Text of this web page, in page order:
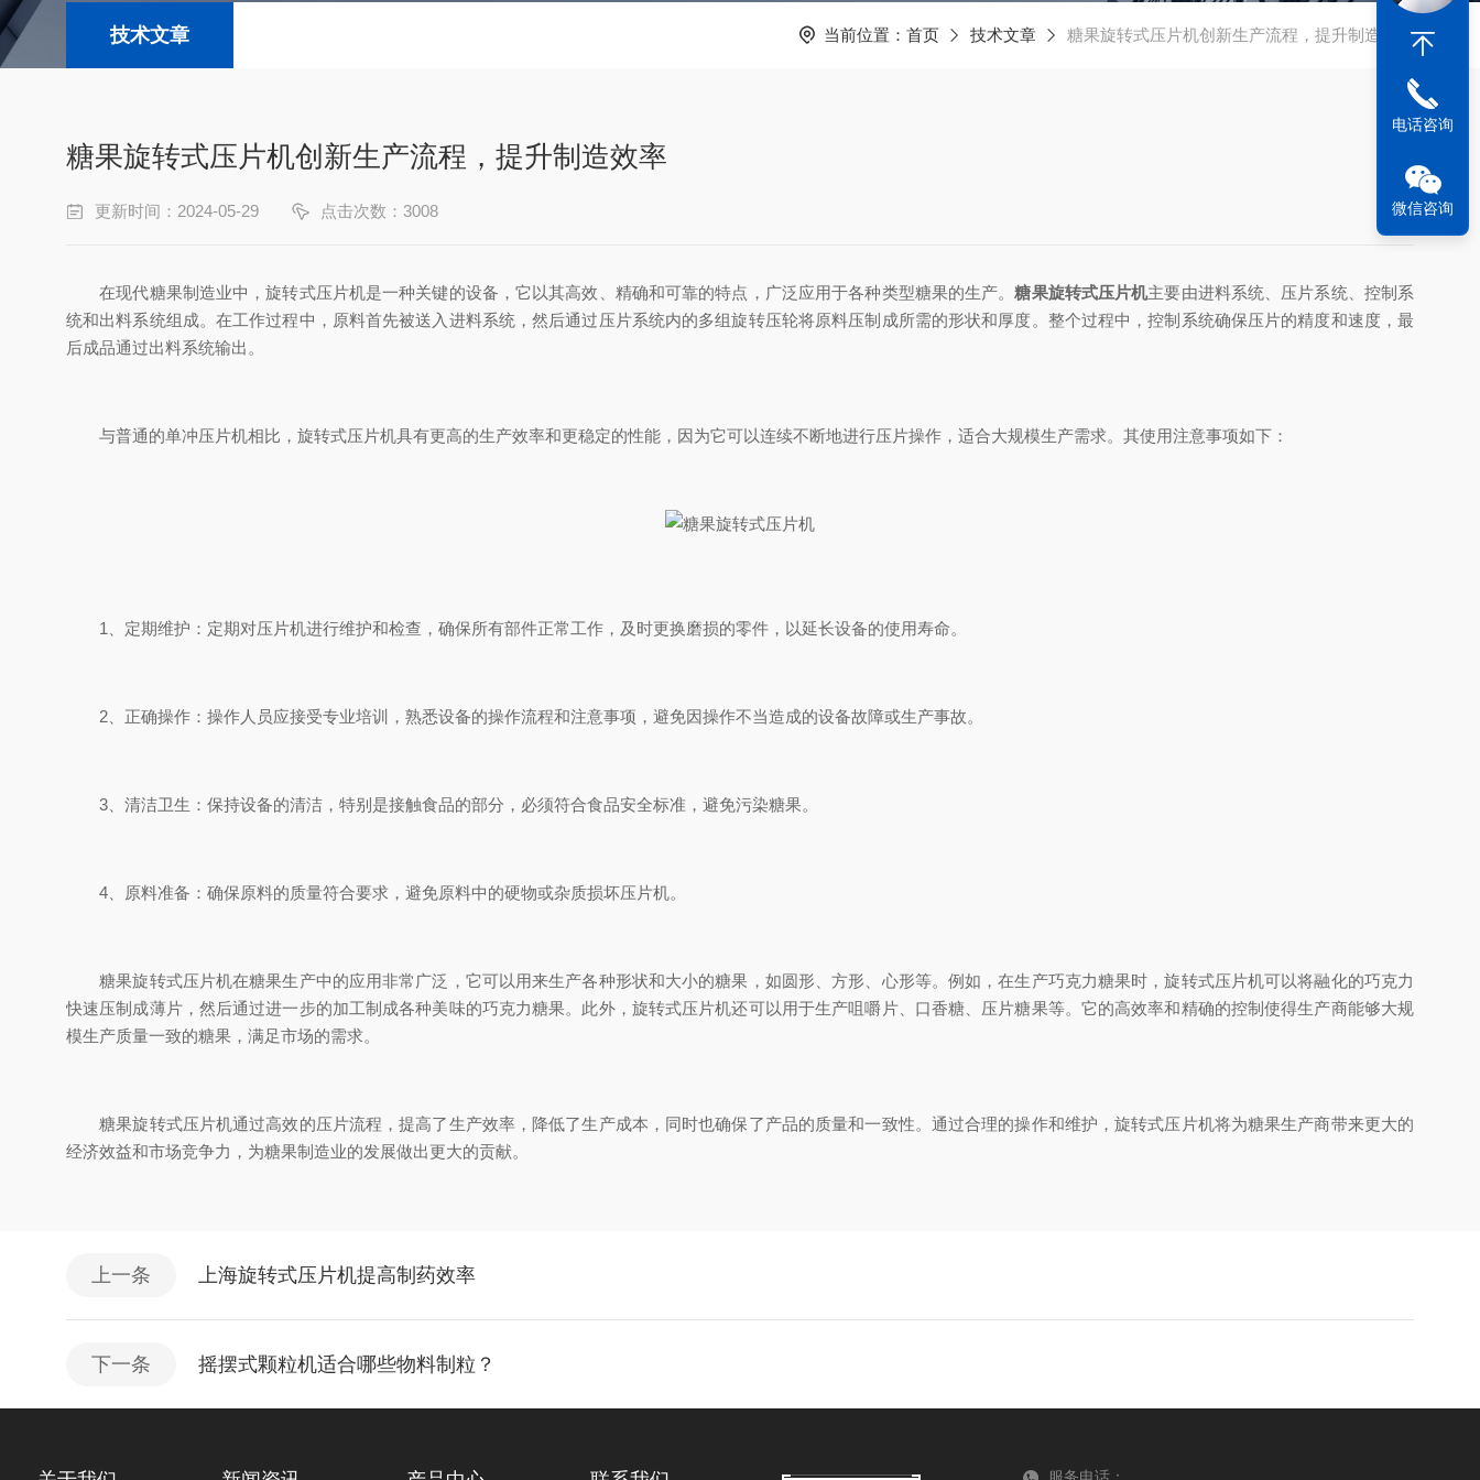
技术文章 当前位置： 首页 技术文章 糖果旋转式压片机创新生产流程，提升制造效率
糖果旋转式压片机创新生产流程，提升制造效率
更新时间：2024-05-29 点击次数：3008
在现代糖果制造业中，旋转式压片机是一种关键的设备，它以其高效、精确和可靠的特点，广泛应用于各种类型糖果的生产。糖果旋转式压片机主要由进料系统、压片系统、控制系
统和出料系统组成。在工作过程中，原料首先被送入进料系统，然后通过压片系统内的多组旋转压轮将原料压制成所需的形状和厚度。整个过程中，控制系统确保压片的精度和速度，最
后成品通过出料系统输出。
与普通的单冲压片机相比，旋转式压片机具有更高的生产效率和更稳定的性能，因为它可以连续不断地进行压片操作，适合大规模生产需求。其使用注意事项如下：
1、定期维护：定期对压片机进行维护和检查，确保所有部件正常工作，及时更换磨损的零件，以延长设备的使用寿命。
2、正确操作：操作人员应接受专业培训，熟悉设备的操作流程和注意事项，避免因操作不当造成的设备故障或生产事故。
3、清洁卫生：保持设备的清洁，特别是接触食品的部分，必须符合食品安全标准，避免污染糖果。
4、原料准备：确保原料的质量符合要求，避免原料中的硬物或杂质损坏压片机。
糖果旋转式压片机在糖果生产中的应用非常广泛，它可以用来生产各种形状和大小的糖果，如圆形、方形、心形等。例如，在生产巧克力糖果时，旋转式压片机可以将融化的巧克力
快速压制成薄片，然后通过进一步的加工制成各种美味的巧克力糖果。此外，旋转式压片机还可以用于生产咀嚼片、口香糖、压片糖果等。它的高效率和精确的控制使得生产商能够大规
模生产质量一致的糖果，满足市场的需求。
糖果旋转式压片机通过高效的压片流程，提高了生产效率，降低了生产成本，同时也确保了产品的质量和一致性。通过合理的操作和维护，旋转式压片机将为糖果生产商带来更大的
经济效益和市场竞争力，为糖果制造业的发展做出更大的贡献。
上一条 上海旋转式压片机提高制药效率
下一条 摇摆式颗粒机适合哪些物料制粒？
电话咨询
微信咨询